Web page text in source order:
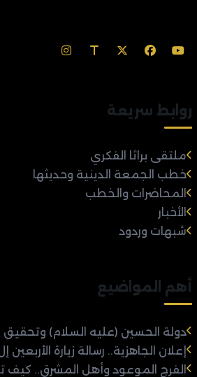
روابط سريعة
ملتقى براثا الفكري
خطب الجمعة الدينية وحديثها
المحاضرات والخطب
الأخبار
شبهات وردود
أهم المواضيع
دولة الحسين (عليه السلام) وتحقيق
إعلان الجاهزية.. رسالة زيارة الأربعين
الفرج الموعود وأهل المشرق..